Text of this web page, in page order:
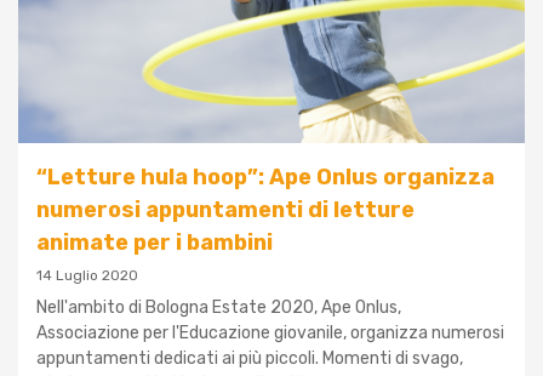
“Letture hula hoop”: Ape Onlus organizza
numerosi appuntamenti di letture
animate per i bambini
14 Luglio 2020
Nell'ambito di Bologna Estate 2020, Ape Onlus,
Associazione per l'Educazione giovanile, organizza numerosi
appuntamenti dedicati ai più piccoli. Momenti di svago,